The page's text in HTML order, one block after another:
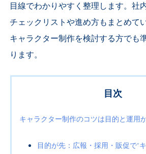
目線でわかりやすく整理します。社
チェックリストや進め方もまとめて
キャラクター制作を検討する方でも
ります。
目次
キャラクター制作のコツは目的と運用
目的が先：広報・採用・販促で“